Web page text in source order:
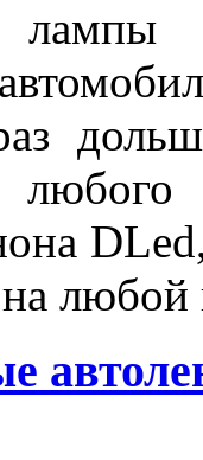
лампы